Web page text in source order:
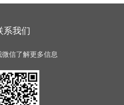
系我们
信了解更多信息